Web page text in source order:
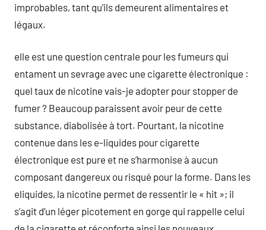
improbables, tant qu’ils demeurent alimentaires et
légaux.
elle est une question centrale pour les fumeurs qui
entament un sevrage avec une cigarette électronique :
quel taux de nicotine vais-je adopter pour stopper de
fumer ? Beaucoup paraissent avoir peur de cette
substance, diabolisée à tort. Pourtant, la nicotine
contenue dans les e-liquides pour cigarette
électronique est pure et ne s’harmonise à aucun
composant dangereux ou risqué pour la forme. Dans les
eliquides, la nicotine permet de ressentir le « hit »; il
s’agit d’un léger picotement en gorge qui rappelle celui